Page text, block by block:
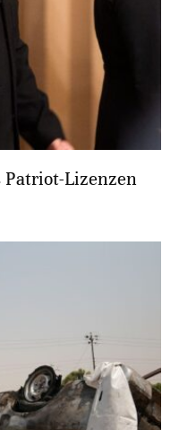
Lizenzen